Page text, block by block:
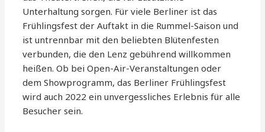
Unterhaltung sorgen. Für viele Berliner ist das
Frühlingsfest der Auftakt in die Rummel-Saison und
ist untrennbar mit den beliebten Blütenfesten
verbunden, die den Lenz gebührend willkommen
heißen. Ob bei Open-Air-Veranstaltungen oder
dem Showprogramm, das Berliner Frühlingsfest
wird auch 2022 ein unvergessliches Erlebnis für alle
Besucher sein.